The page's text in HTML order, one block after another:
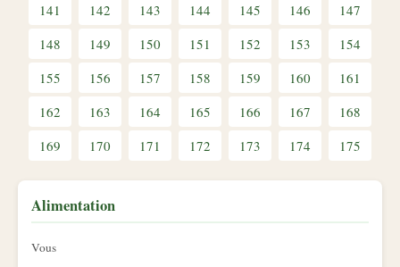
141
142 143 144 145 146
147
148
149 150 151 152 153
154
155
156 157 158 159 160
161
162
163 164 165 166 167
168
169
170 171 172 173 174 175
Alimentation
Vous